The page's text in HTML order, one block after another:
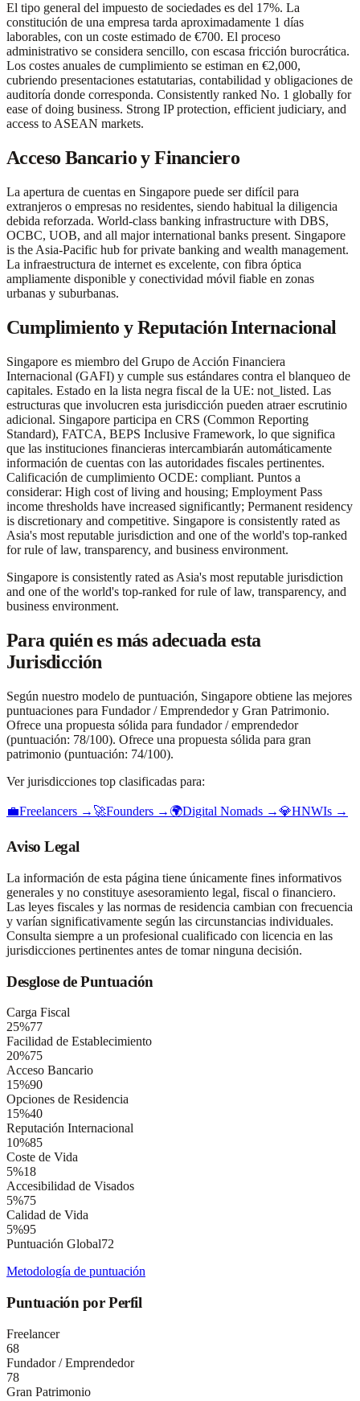
El tipo general del impuesto de sociedades es del 17%. La
constitución de una empresa tarda aproximadamente 1 días
laborables, con un coste estimado de €700. El proceso
administrativo se considera sencillo, con escasa fricción burocrática.
Los costes anuales de cumplimiento se estiman en €2,000,
cubriendo presentaciones estatutarias, contabilidad y obligaciones de
auditoría donde corresponda. Consistently ranked No. 1 globally for
ease of doing business. Strong IP protection, efficient judiciary, and
access to ASEAN markets.
Acceso Bancario y Financiero
La apertura de cuentas en Singapore puede ser difícil para
extranjeros o empresas no residentes, siendo habitual la diligencia
debida reforzada. World-class banking infrastructure with DBS,
OCBC, UOB, and all major international banks present. Singapore
is the Asia-Pacific hub for private banking and wealth management.
La infraestructura de internet es excelente, con fibra óptica
ampliamente disponible y conectividad móvil fiable en zonas
urbanas y suburbanas.
Cumplimiento y Reputación Internacional
Singapore es miembro del Grupo de Acción Financiera
Internacional (GAFI) y cumple sus estándares contra el blanqueo de
capitales. Estado en la lista negra fiscal de la UE: not_listed. Las
estructuras que involucren esta jurisdicción pueden atraer escrutinio
adicional. Singapore participa en CRS (Common Reporting
Standard), FATCA, BEPS Inclusive Framework, lo que significa
que las instituciones financieras intercambiarán automáticamente
información de cuentas con las autoridades fiscales pertinentes.
Calificación de cumplimiento OCDE: compliant. Puntos a
considerar: High cost of living and housing; Employment Pass
income thresholds have increased significantly; Permanent residency
is discretionary and competitive. Singapore is consistently rated as
Asia's most reputable jurisdiction and one of the world's top-ranked
for rule of law, transparency, and business environment.
Singapore is consistently rated as Asia's most reputable jurisdiction
and one of the world's top-ranked for rule of law, transparency, and
business environment.
Para quién es más adecuada esta
Jurisdicción
Según nuestro modelo de puntuación, Singapore obtiene las mejores
puntuaciones para Fundador / Emprendedor y Gran Patrimonio.
Ofrece una propuesta sólida para fundador / emprendedor
(puntuación: 78/100). Ofrece una propuesta sólida para gran
patrimonio (puntuación: 74/100).
Ver jurisdicciones top clasificadas para:
💼Freelancers → 🚀Founders → 🌍Digital Nomads →💎HNWIs →
Aviso Legal
La información de esta página tiene únicamente fines informativos
generales y no constituye asesoramiento legal, fiscal o financiero.
Las leyes fiscales y las normas de residencia cambian con frecuencia
y varían significativamente según las circunstancias individuales.
Consulta siempre a un profesional cualificado con licencia en las
jurisdicciones pertinentes antes de tomar ninguna decisión.
Desglose de Puntuación
Carga Fiscal
25%77
Facilidad de Establecimiento
20%75
Acceso Bancario
15%90
Opciones de Residencia
15%40
Reputación Internacional
10%85
Coste de Vida
5%18
Accesibilidad de Visados
5%75
Calidad de Vida
5%95
Puntuación Global72
Metodología de puntuación
Puntuación por Perfil
Freelancer
68
Fundador / Emprendedor
78
Gran Patrimonio